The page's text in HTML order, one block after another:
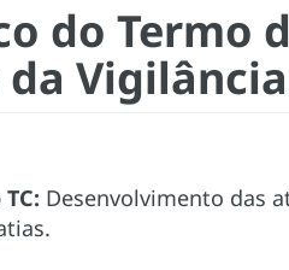
do Termo
Desenvolvimento das